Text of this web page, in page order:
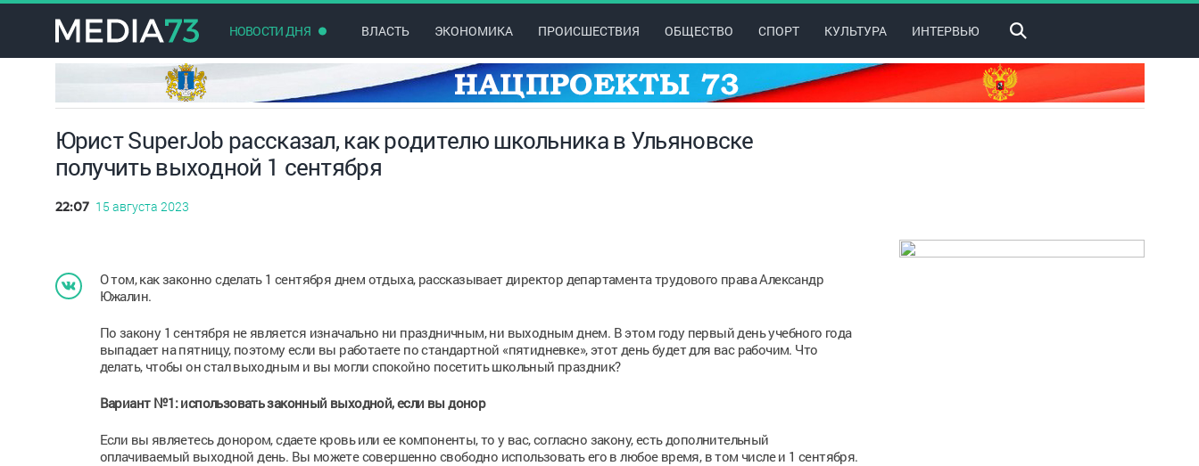
НОВОСТИ ДНЯ ВЛАСТЬ ЭКОНОМИКА ПРОИСШЕСТВИЯ ОБЩЕСТВО СПОРТ КУЛЬТУРА ИНТЕРВЬЮ
Юрист SuperJob рассказал, как родителю школьника в Ульяновске
получить выходной 1 сентября
22:07 15 августа 2023
О том, как законно сделать 1 сентября днем отдыха, рассказывает директор департамента трудового права Александр
Южалин.
По закону 1 сентября не является изначально ни праздничным, ни выходным днем. В этом году первый день учебного года
выпадает на пятницу, поэтому если вы работаете по стандартной «пятидневке», этот день будет для вас рабочим. Что
делать, чтобы он стал выходным и вы могли спокойно посетить школьный праздник?
Вариант №1: использовать законный выходной, если вы донор
Если вы являетесь донором, сдаете кровь или ее компоненты, то у вас, согласно закону, есть дополнительный
оплачиваемый выходной день. Вы можете совершенно свободно использовать его в любое время, в том числе и 1 сентября.